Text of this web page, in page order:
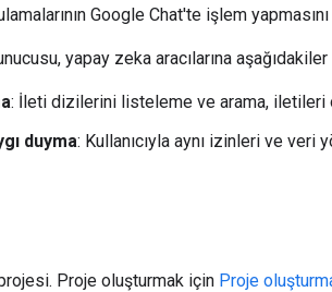
Google Chat'te işlem
yapay zeka aracılarına
: İleti dizilerini listeleme ve arama, iletileri
duyma: Kullanıcıyla aynı izinleri ve veri
Proje oluşturmak için Proje